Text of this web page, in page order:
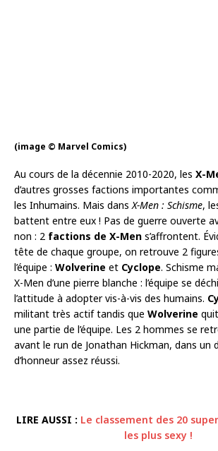
(image © Marvel Comics)
Au cours de la décennie 2010-2020, les X-
d’autres grosses factions importantes
les Inhumains. Mais dansX-Men : Schisme,
battent entre eux ! Pas de guerre ouverte
non : 2 factions de X-Men s’affrontent.
tête de chaque groupe, on retrouve 2
l’équipe : Wolverine et Cyclope. Schisme
X-Men d’une pierre blanche : l’équipe se
l’attitude à adopter vis-à-vis des humains.
militant très actif tandis que Wolverine
une partie de l’équipe. Les 2 hommes se
avant le run de Jonathan Hickman, dans un
d’honneur assez réussi.
LIRE AUSSI : Le classement des 20
les plus sexy !